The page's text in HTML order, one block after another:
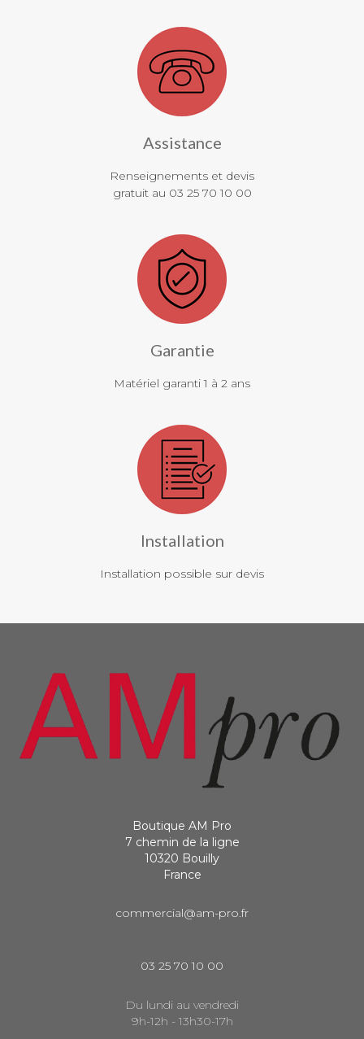
Assistance
Renseignements et devis
gratuit au 03 25 70 10 00
Garantie
Matériel garanti 1 à 2 ans
Installation
Installation possible sur devis
Boutique AM Pro
7 chemin de la ligne
10320 Bouilly
France
commercial@am-pro.fr
03 25 70 10 00
Du lundi au vendredi
9h-12h - 13h30-17h